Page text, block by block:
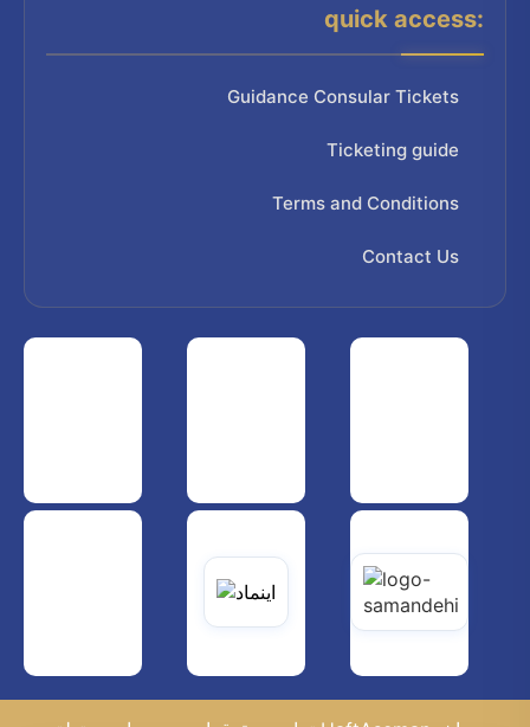
quick access:
Guidance Consular Tickets
Ticketing guide
Terms and Conditions
Contact Us